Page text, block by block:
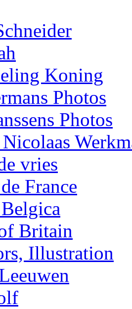
Koning
Photos
Photos
vries
France
Britain
Illustration